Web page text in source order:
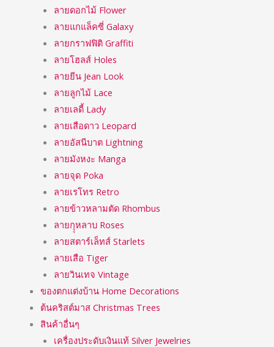
ลายดอกไม้ Flower
ลายแกแล็คซี่ Galaxy
ลายกราฟฟิติ Graffiti
ลายโฮลส์ Holes
ลายยีน Jean Look
ลายลูกไม้ Lace
ลายเลดี้ Lady
ลายเสือดาว Leopard
ลายอัสนีบาต Lightning
ลายมังหงะ Manga
ลายจุด Poka
ลายเรโทร Retro
ลายข้าวหลามตัด Rhombus
ลายกุุหลาบ Roses
ลายสตาร์เล็ทส์ Starlets
ลายเสือ Tiger
ลายวินเทจ Vintage
ของตกแต่งบ้าน Home Decorations
ต้นคริสต์มาส Christmas Trees
สินค้าอื่นๆ
เครื่องประดับเงินแท้ Silver Jewelries